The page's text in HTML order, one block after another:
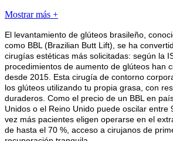
Mostrar más +
El levantamiento de glúteos brasileño,
como BBL (Brazilian Butt Lift), se ha
cirugías estéticas más solicitadas: según la
procedimientos de aumento de glúteos han
desde 2015. Esta cirugía de contorno
los glúteos utilizando tu propia grasa, con
duraderos. Como el precio de un BBL en
Unidos o el Reino Unido puede oscilar entre
vez más pacientes eligen operarse en el
de hasta el 70 %, acceso a cirujanos de